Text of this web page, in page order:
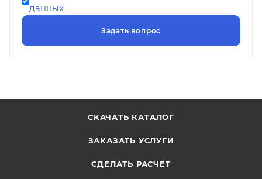
данных
СКАЧАТЬ КАТАЛОГ
ЗАКАЗАТЬ УСЛУГИ
СДЕЛАТЬ РАСЧЕТ